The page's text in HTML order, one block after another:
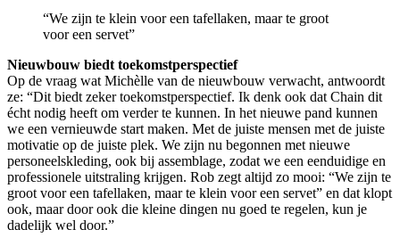
“We zijn te klein voor een tafellaken, maar te groot
voor een servet”
Nieuwbouw biedt toekomstperspectief
Op de vraag wat Michèlle van de nieuwbouw verwacht, antwoordt
ze: “Dit biedt zeker toekomstperspectief. Ik denk ook dat Chain dit
écht nodig heeft om verder te kunnen. In het nieuwe pand kunnen
we een vernieuwde start maken. Met de juiste mensen met de juiste
motivatie op de juiste plek. We zijn nu begonnen met nieuwe
personeelskleding, ook bij assemblage, zodat we een eenduidige en
professionele uitstraling krijgen. Rob zegt altijd zo mooi: “We zijn te
groot voor een tafellaken, maar te klein voor een servet” en dat klopt
ook, maar door ook die kleine dingen nu goed te regelen, kun je
dadelijk wel door.”